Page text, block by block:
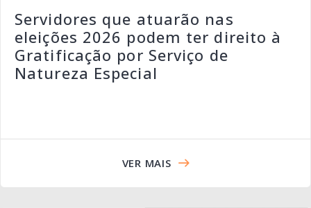
Servidores que atuarão nas
eleições 2026 podem ter direito à
Gratificação por Serviço de
Natureza Especial
VER MAIS